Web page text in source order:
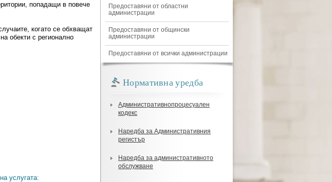
попадащи в повече
когато се обхващат
обекти с регионално
услугата:
Предоставяни от областни
администрации
Предоставяни от общински
администрации
Предоставяни от всички администрации
Нормативна уредба
Административнопроцесуален
кодекс
Наредба за Административния
регистър
Наредба за административното
обслужване